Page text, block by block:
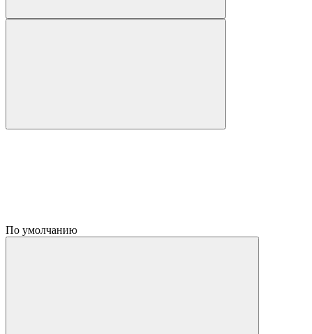
По умолчанию